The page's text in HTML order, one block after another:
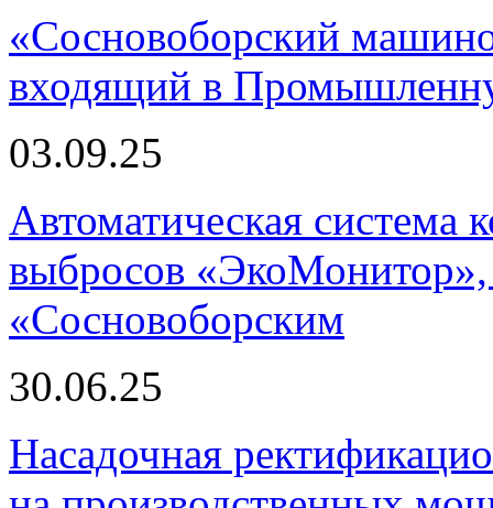
«Сосновоборский
входящий в
03.09.25
Автоматическая
выбросов «ЭкоМонитор»,
«Сосновоборским
30.06.25
Насадочная